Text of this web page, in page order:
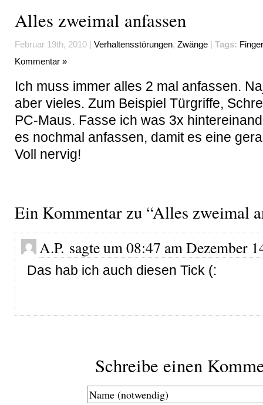
Alles zweimal anfassen
Februar 19th, 2010 | Verhaltensstörungen, Zwänge | Tags: Finger
Kommentar »
Ich muss immer alles 2 mal anfassen.
aber vieles. Zum Beispiel Türgriffe,
PC-Maus. Fasse ich was 3x
es nochmal anfassen, damit es eine
Voll nervig!
Ein Kommentar zu “Alles zweimal
A.P. sagte um 08:47 am Dezember
Das hab ich auch diesen Tick (:
Schreibe einen